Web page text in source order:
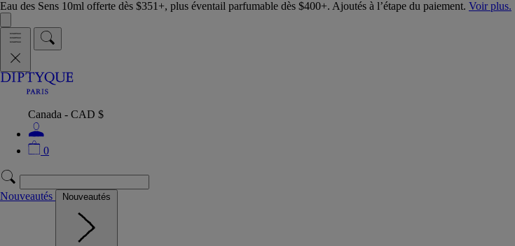
Eau des Sens 10ml offerte dès $351+, plus éventail parfumable dès $400+. Ajoutés à l’étape du paiement. Voir plus.
Canada - CAD $
0
Nouveautés Nouveautés